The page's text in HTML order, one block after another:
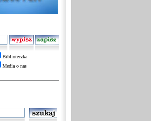
Biblioteczka
Media o nas